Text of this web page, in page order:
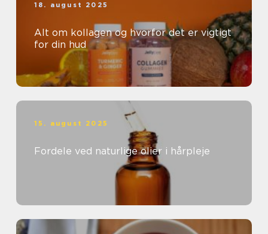
18. august 2025
Alt om kollagen og hvorfor det er vigtigt
for din hud
15. august 2025
Fordele ved naturlige olier i hårpleje